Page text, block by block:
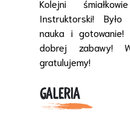
Kolejni
Instruktorski! Było
nauka i gotowanie!
dobrej zabawy!
gratulujemy!
GALERIA